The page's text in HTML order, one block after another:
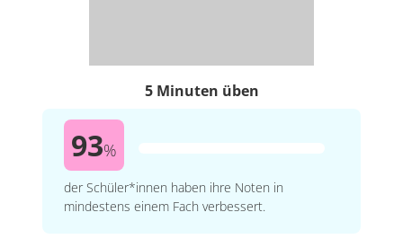
5 Minuten üben
93%
der Schüler*innen haben ihre Noten in
mindestens einem Fach verbessert.